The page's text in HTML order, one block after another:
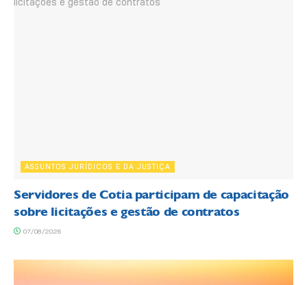
ASSUNTOS JURÍDICOS E DA JUSTIÇA
Servidores de Cotia participam de capacitação
sobre licitações e gestão de contratos
07/08/2026